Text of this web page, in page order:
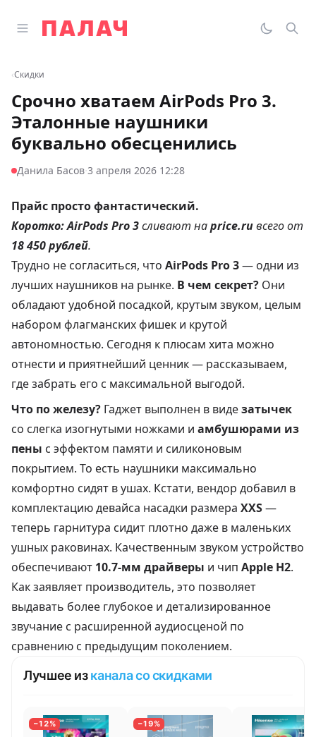
Открыть главное меню
Палач
‹Скидки
Срочно хватаем AirPods Pro 3.
Эталонные наушники
буквально обесценились
Данила Басов·3 апреля 2026 12:28
Прайс просто фантастический.
Коротко:AirPods Pro 3сливают наprice.ruвсего от
18 450 рублей.
Трудно не согласиться, что AirPods Pro 3— одни из
лучших наушников на рынке. В чем секрет? Они
обладают удобной посадкой, крутым звуком, целым
набором флагманских фишек и крутой
автономностью. Сегодня к плюсам хита можно
отнести и приятнейший ценник — рассказываем,
где забрать его с максимальной выгодой.
Что по железу? Гаджет выполнен в видезатычек
со слегка изогнутыми ножками и амбушюрами из
пены с эффектом памяти и силиконовым
покрытием. То есть наушники максимально
комфортно сидят в ушах. Кстати, вендор добавил в
комплектацию девайса насадки размера XXS—
теперь гарнитура сидит плотно даже в маленьких
ушных раковинах. Качественным звуком устройство
обеспечивают 10.7-мм драйверы и чип Apple H2.
Как заявляет производитель, это позволяет
выдавать более глубокое и детализированное
звучание с расширенной аудиосценой по
сравнению с предыдущим поколением.
Лучшее изканала со скидками
−12% −19%